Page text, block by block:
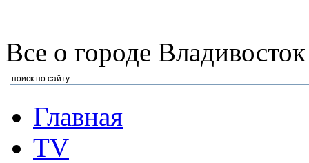
Все о городе Владивосток
Главная
TV